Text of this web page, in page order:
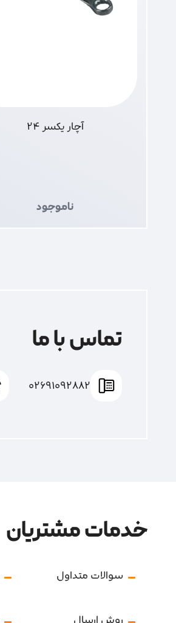
آچار یکسر 24
ناموجود
تماس با ما
02691092882
خدمات مشتریان
سوالات متداول